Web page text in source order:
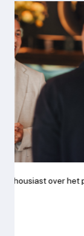
CASUS
Harmen in gesprek
"Als we niks